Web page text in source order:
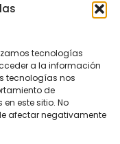
tecnologías
a la información
tecnologías nos
de
este sitio. No
afectar negativamente